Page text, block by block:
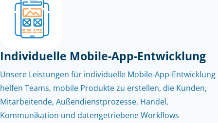
Individuelle Mobile-App-Entwicklung
Unsere Leistungen für individuelle Mobile-App-Entwicklung
helfen Teams, mobile Produkte zu erstellen, die Kunden,
Mitarbeitende, Außendienstprozesse, Handel,
Kommunikation und datengetriebene Workflows